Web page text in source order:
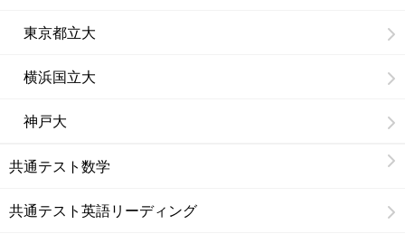
東京都立大
横浜国立大
神戸大
共通テスト数学
共通テスト英語リーディング